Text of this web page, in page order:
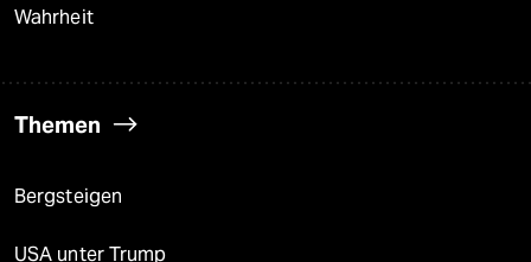
Wahrheit
Themen
Bergsteigen
USA unter Trump